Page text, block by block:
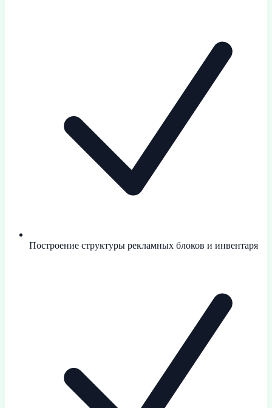
Построение структуры рекламных блоков и инвентаря